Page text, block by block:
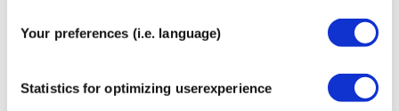
Your preferences (i.e. language)
Statistics for optimizing userexperience
Größe
5 cm x 5 m
ISO 9001:2015
Ja